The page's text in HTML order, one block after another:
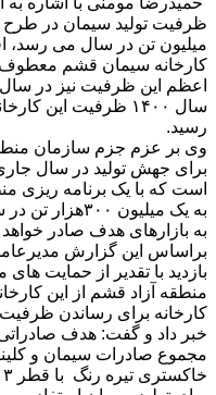
ظرفیت تولید سیمان در
میلیون تن در سال می رسد،
کارخانه سیمان قشم
سال ۱۴۰۰ ظرفیت این
رسید.
وی بر عزم جزم سازمان
برای جهش تولید در سال
است که با یک برنامه ریزی
به بازارهای هدف صادر
براساس این گزارش
بازدید با تقدیر از حمایت
منطقه آزاد قشم از این
کارخانه برای رساندن
خبر داد و گفت: هدف
مجموع صادرات سیمان و